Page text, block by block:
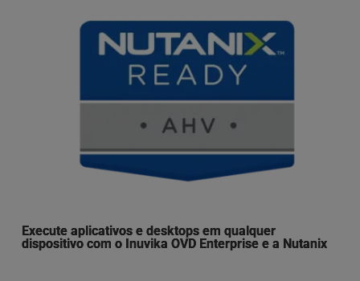
Execute aplicativos e desktops em qualquer
dispositivo com o Inuvika OVD Enterprise e a Nutanix